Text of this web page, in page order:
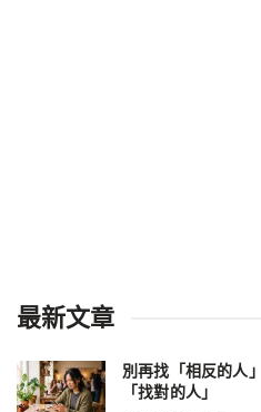
最新文章
別再找「相反的人
「找對的人」